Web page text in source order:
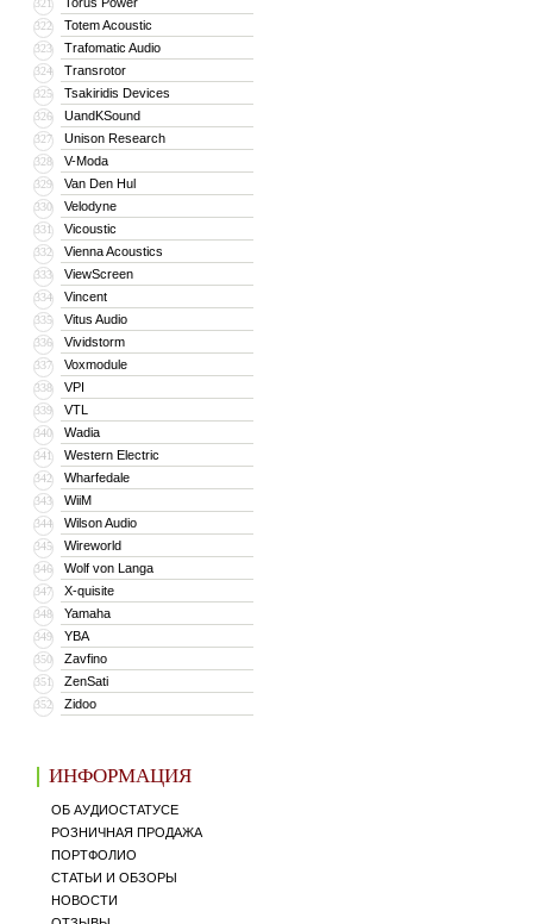
321
322 Totem Acoustic
323 Trafomatic Audio
324 Transrotor
325 Tsakiridis Devices
326 UandKSound
327 Unison Research
328 V-Moda
329 Van Den Hul
330 Velodyne
331 Vicoustic
332 Vienna Acoustics
333 ViewScreen
334 Vincent
335 Vitus Audio
336 Vividstorm
337 Voxmodule
338 VPI
339 VTL
340 Wadia
341 Western Electric
342 Wharfedale
343 WiiM
344 Wilson Audio
345 Wireworld
346 Wolf von Langa
347 X-quisite
348 Yamaha
349 YBA
350 Zavfino
351 ZenSati
352 Zidoo
ИНФОРМАЦИЯ
ОБ АУДИОСТАТУСЕ
РОЗНИЧНАЯ ПРОДАЖА
ПОРТФОЛИО
СТАТЬИ И ОБЗОРЫ
НОВОСТИ